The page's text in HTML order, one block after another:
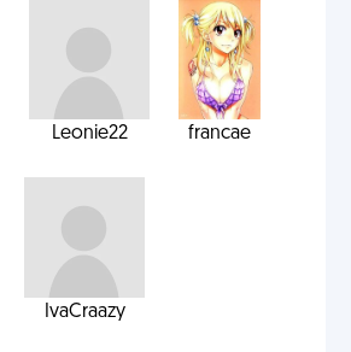
Leonie22 francae
IvaCraazy